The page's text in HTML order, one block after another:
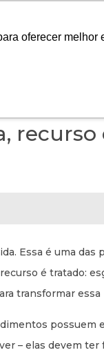
oferecer
Essa é uma
é tratado:
transformar
possuem
– elas devem